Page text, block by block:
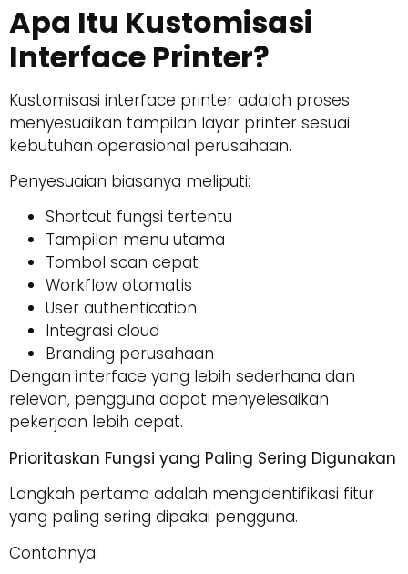
Apa Itu Kustomisasi
Interface Printer?
Kustomisasi interface printer adalah proses
menyesuaikan tampilan layar printer sesuai
kebutuhan operasional perusahaan.
Penyesuaian biasanya meliputi:
Shortcut fungsi tertentu
Tampilan menu utama
Tombol scan cepat
Workflow otomatis
User authentication
Integrasi cloud
Branding perusahaan
Dengan interface yang lebih sederhana dan
relevan, pengguna dapat menyelesaikan
pekerjaan lebih cepat.
Prioritaskan Fungsi yang Paling Sering Digunakan
Langkah pertama adalah mengidentifikasi fitur
yang paling sering dipakai pengguna.
Contohnya: